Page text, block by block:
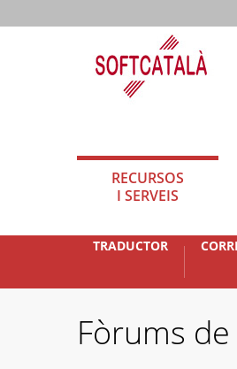
RECURSOS
I SERVEIS
TRADUCTOR
Fòrums